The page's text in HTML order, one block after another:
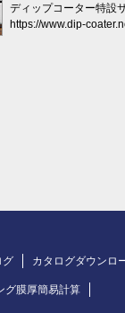
ディップコーター特設
https://www.dip-
グ カタログダウンロ
グ膜厚簡易計算